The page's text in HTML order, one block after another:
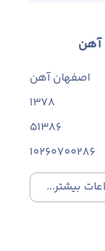
آهن
اصفهان آهن
1378
۵۱۳۸۶
10260700286
بیشتر...